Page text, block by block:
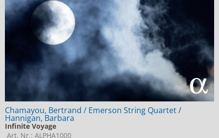
Chamayou, Bertrand / Emerson String Quartet /
Hannigan, Barbara
Infinite Voyage
Art. Nr.: ALPHA1000